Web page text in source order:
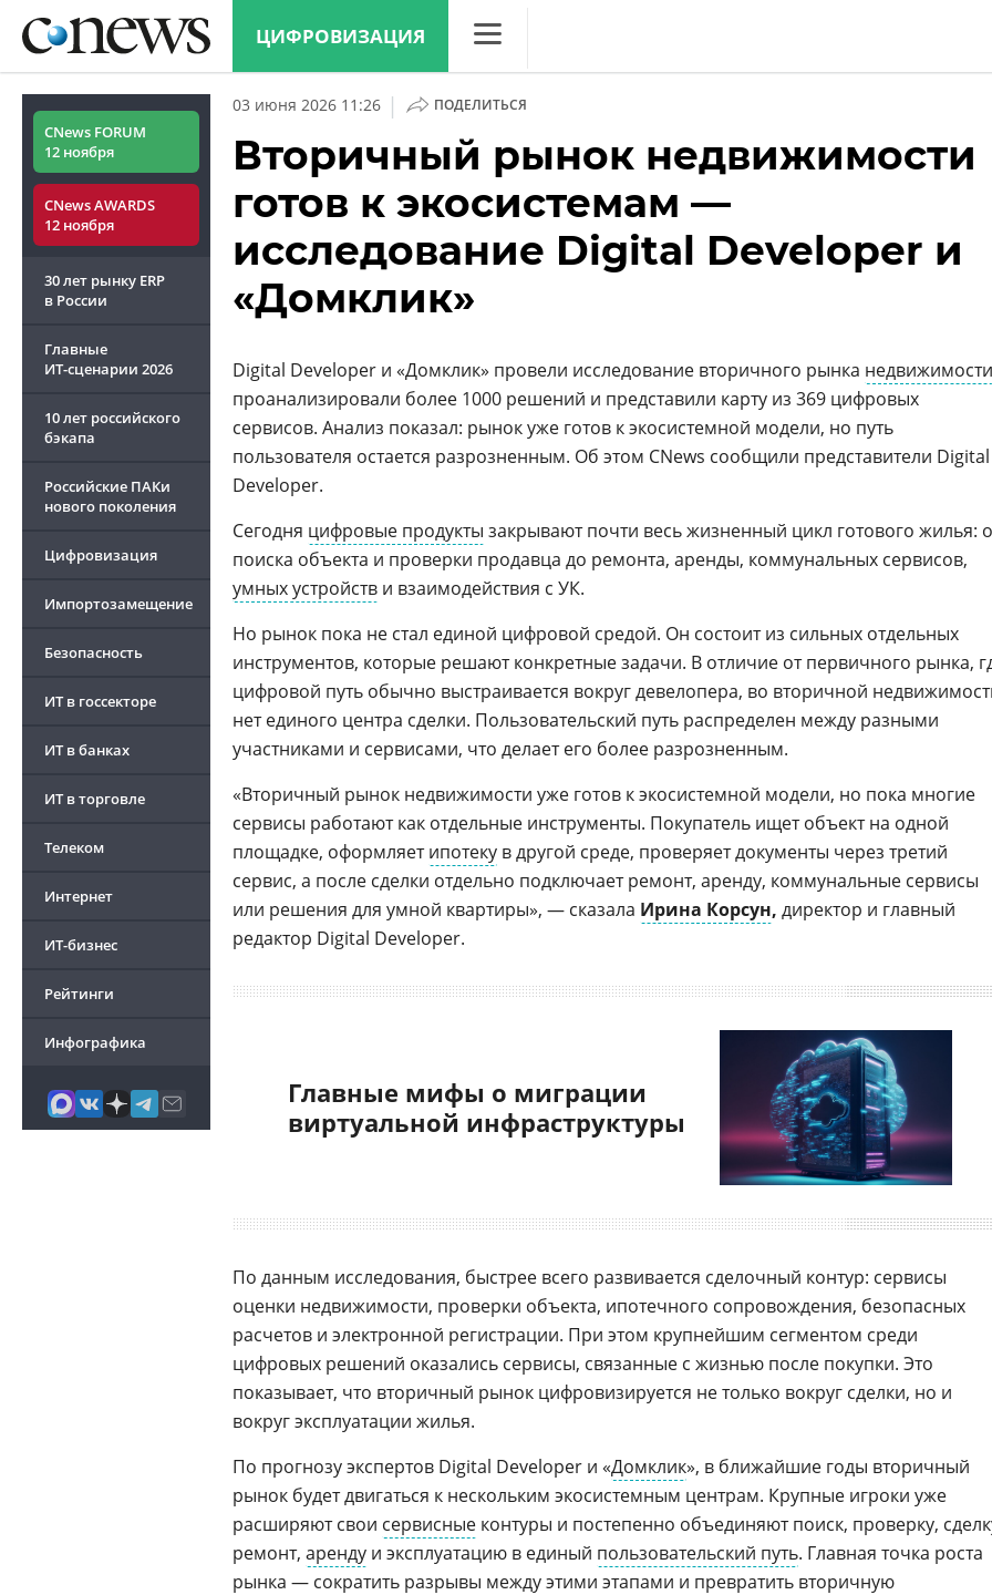
ЦИФРОВИЗАЦИЯ
Конференции
Маркет
Техника
ТВ
CNews FORUM
12 ноября
CNews AWARDS
12 ноября
30 лет рынку ERP
в России
Главные
ИТ-сценарии 2026
10 лет российского
бэкапа
Российские ПАКи
нового поколения
Цифровизация
Импортозамещение
Безопасность
ИТ в госсекторе
ИТ в банках
ИТ в торговле
Телеком
Интернет
ИТ-бизнес
Рейтинги
Инфографика
03 июня 2026 11:26 | ПОДЕЛИТЬСЯ
Вторичный рынок недвижимости
готов к экосистемам —
исследование Digital Developer и
«Домклик»
Digital Developer и «Домклик» провели исследование вторичного рынка недвижимости
проанализировали более 1000 решений и представили карту из 369 цифровых
сервисов. Анализ показал: рынок уже готов к экосистемной модели, но путь
пользователя остается разрозненным. Об этом CNews сообщили представители Digital
Developer.
Сегодня цифровые продукты закрывают почти весь жизненный цикл готового жилья:
поиска объекта и проверки продавца до ремонта, аренды, коммунальных сервисов,
умных устройств и взаимодействия с УК.
Но рынок пока не стал единой цифровой средой. Он состоит из сильных отдельных
инструментов, которые решают конкретные задачи. В отличие от первичного рынка,
цифровой путь обычно выстраивается вокруг девелопера, во вторичной
нет единого центра сделки. Пользовательский путь распределен между разными
участниками и сервисами, что делает его более разрозненным.
«Вторичный рынок недвижимости уже готов к экосистемной модели, но пока многие
сервисы работают как отдельные инструменты. Покупатель ищет объект на одной
площадке, оформляетипотеку в другой среде, проверяет документы через третий
сервис, а после сделки отдельно подключает ремонт, аренду, коммунальные сервисы
или решения для умной квартиры», — сказала Ирина Корсун, директор и главный
редактор Digital Developer.
Главные мифы о миграции
виртуальной инфраструктуры
По данным исследования, быстрее всего развивается сделочный контур: сервисы
оценки недвижимости, проверки объекта, ипотечного сопровождения, безопасных
расчетов и электронной регистрации. При этом крупнейшим сегментом среди
цифровых решений оказались сервисы, связанные с жизнью после покупки. Это
показывает, что вторичный рынок цифровизируется не только вокруг сделки, но и
вокруг эксплуатации жилья.
По прогнозу экспертов Digital Developer и «Домклик», в ближайшие годы вторичный
рынок будет двигаться к нескольким экосистемным центрам. Крупные игроки уже
расширяют свои сервисные контуры и постепенно объединяют поиск, проверку,
ремонт, аренду и эксплуатацию в единый пользовательский путь. Главная точка роста
рынка — сократить разрывы между этими этапами и превратить вторичную